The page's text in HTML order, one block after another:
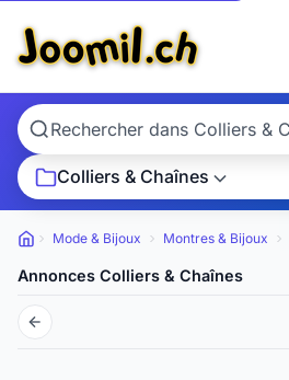
Colliers & Chaînes
Petites annonces
Mode & Bijoux Montres & Bijoux
Annonces Colliers & Chaînes